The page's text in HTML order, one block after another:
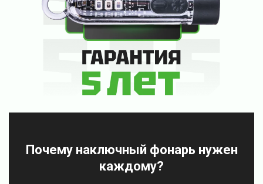
Почему наключный фонарь нужен
каждому?